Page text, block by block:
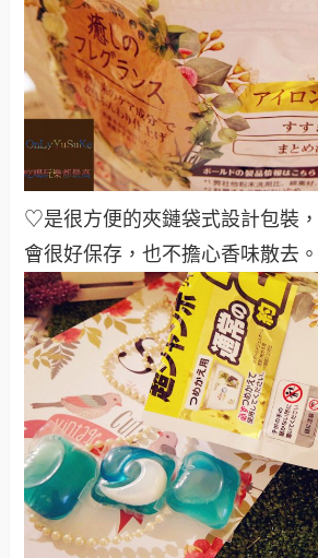
♡是很方便的夾鏈袋式設計包裝
會很好保存，也不擔心香味散去 。